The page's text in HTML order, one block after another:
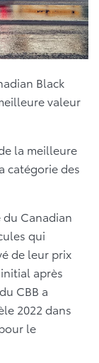
Black
valeur
la meilleure
catégorie des
du Canadian
qui
de leur prix
après
CBB a
2022 dans
le